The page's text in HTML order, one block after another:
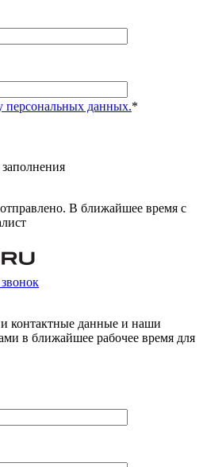
персональных данных.*
В ближайшее время с
звонок
контактные данные и наши
в ближайшее рабочее время для